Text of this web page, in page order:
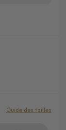
Guide des tailles